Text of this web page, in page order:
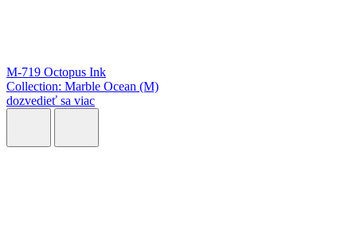
M-719 Octopus Ink
Collection: Marble Ocean (M)
dozvedieť sa viac